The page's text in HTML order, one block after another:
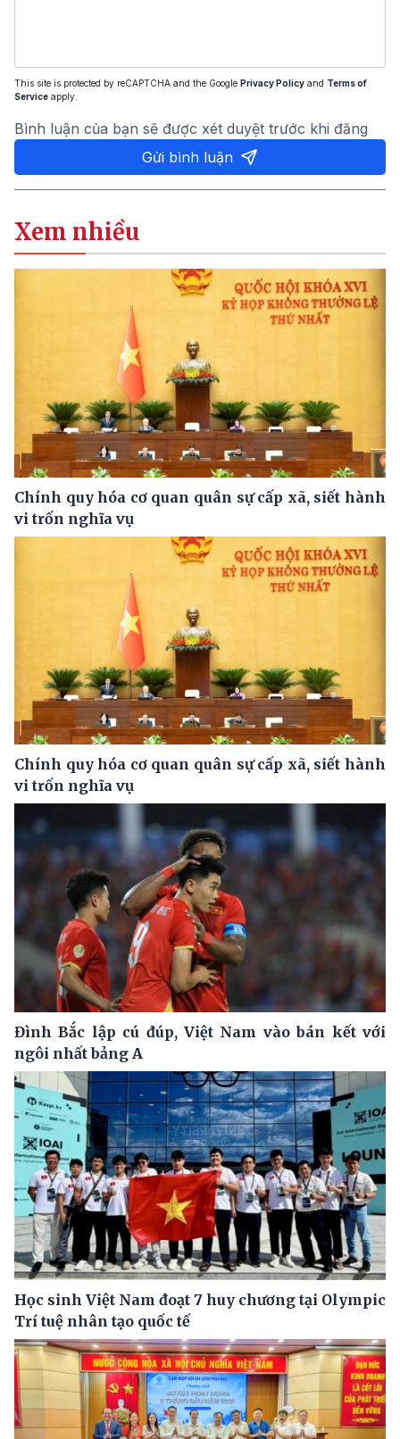
This site is protected by reCAPTCHA and the Google Privacy Policy and Terms of
Service apply.
Bình luận của bạn sẽ được xét duyệt trước khi đăng
Gửi bình luận
Xem nhiều
Chính quy hóa cơ quan quân sự cấp xã, siết hành
vi trốn nghĩa vụ
Chính quy hóa cơ quan quân sự cấp xã, siết hành
vi trốn nghĩa vụ
Đình Bắc lập cú đúp, Việt Nam vào bán kết với
ngôi nhất bảng A
Học sinh Việt Nam đoạt 7 huy chương tại Olympic
Trí tuệ nhân tạo quốc tế